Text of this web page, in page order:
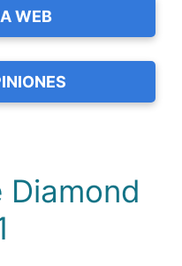
WEB
Diamond